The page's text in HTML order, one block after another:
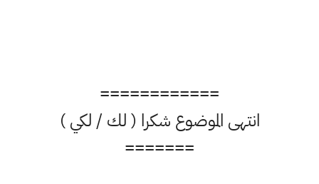
============
انتهى الموضوع شكرا ( لك / لكي )
=======